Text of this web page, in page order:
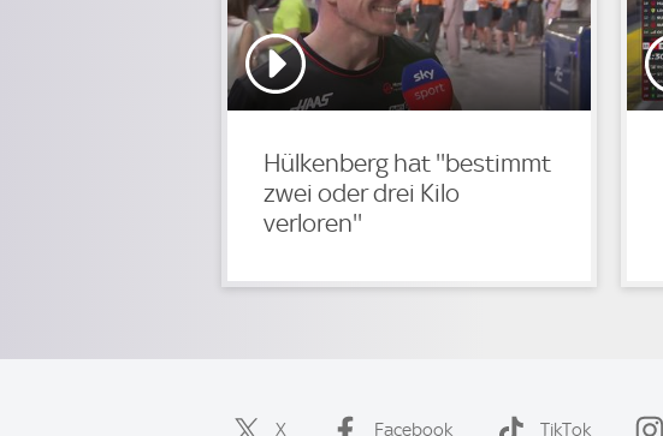
Hülkenberg hat ''bestimmt
zwei oder drei Kilo
verloren''
X Facebook TikTok